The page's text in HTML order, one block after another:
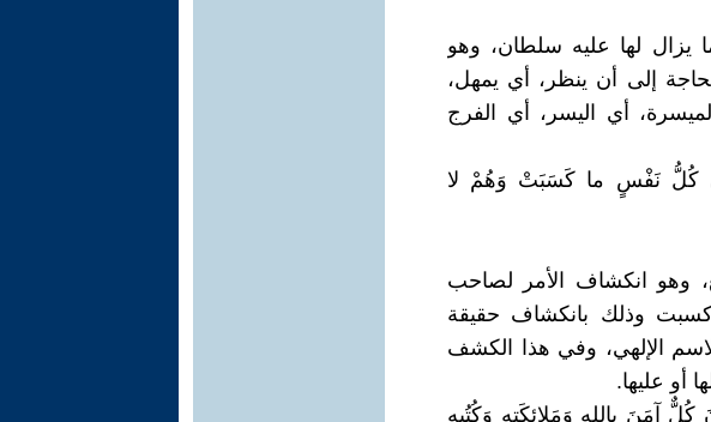
يزال لها عليه سلطان، وهو
إلى أن ينظر، أي يمهل،
أي اليسر، أي الفرج
كُلُّ نَفْسٍ ما كَسَبَتْ وَهُمْ لا
وهو انكشاف الأمر لصاحب
وذلك بانكشاف حقيقة
الاسم الإلهي، وفي هذا الكشف
أو عليها.
كُلٌّ آمَنَ بِاللهِ وَمَلائِكَتِهِ وَكُتُبِهِ